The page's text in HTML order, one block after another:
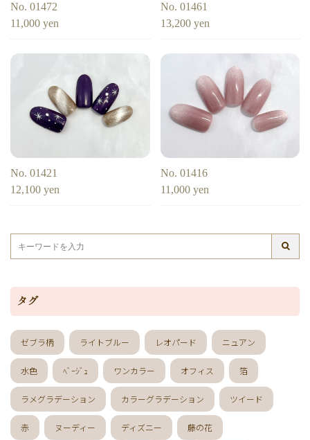
No. 01472
11,000 yen
No. 01461
13,200 yen
No. 01421
12,100 yen
No. 01416
11,000 yen
タグ
ゼブラ柄 ライトブルー レオパード ニュアン
水色 ﾍﾞｰｼﾞｭ ワンカラー オフィス 箔
ラメグラデーション カラーグラデーション ツイード
赤 ヌーディー ディズニー 藤の花
ヌーディー
藤の花
ﾈｲﾋﾞｰ
レッド ピンク ベージュ
ボルドー
アイボリー
チョコレート
オレンジ ゴールド
ブラウン
パープル
ネイビー ネオン
クレージュ
グリーン
モノトーン
イエロー カラフル
ミラー
ブラック
夏 マリン
ハロウィン
クリスマス
バレンタイン 雪の結晶
お正月
パール
ボーダー ヒョウ柄
イニシャル
蝶
スタッズ ストーン ピーコック
螺旋
アニマル
チーク 和 ライン
チェック
手足お揃い
マーブル
大理石
シンプル フレンチ
グラデーション